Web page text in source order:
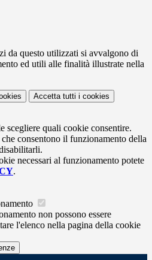
da questo utilizzati si avvalgono di
ed utili alle finalità illustrate nella
Accetta tutti i cookies
scegliere quali cookie consentire.
consentono il funzionamento della
necessari al funzionamento potete
.
non possono essere
l'elenco nella pagina della cookie